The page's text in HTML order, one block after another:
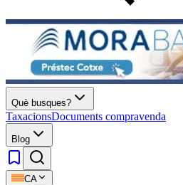
Què busques?
TaxacionsDocuments compravenda
Blog
CA